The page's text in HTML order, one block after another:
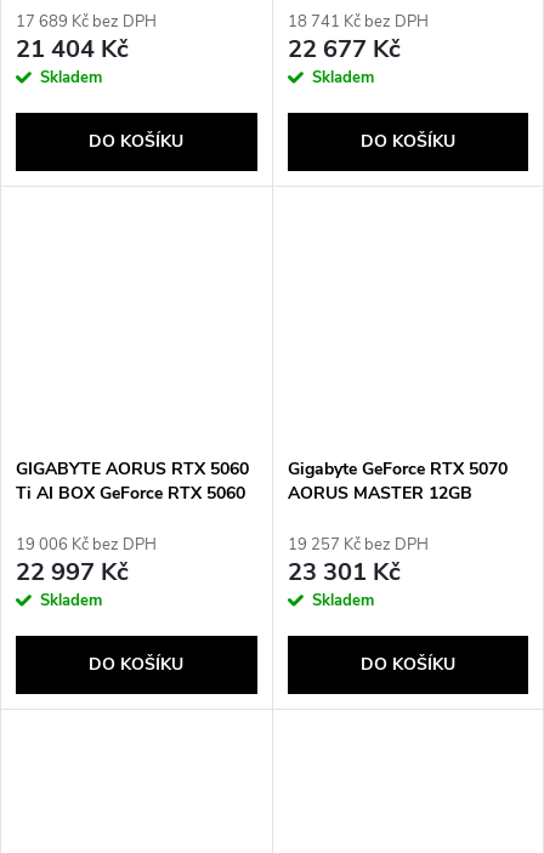
17 689 Kč bez DPH
21 404 Kč
Skladem
DO KOŠÍKU
18 741 Kč bez DPH
22 677 Kč
Skladem
DO KOŠÍKU
GIGABYTE AORUS RTX 5060
Ti AI BOX GeForce RTX 5060
19 006 Kč bez DPH
22 997 Kč
Skladem
DO KOŠÍKU
Gigabyte GeForce RTX 5070
AORUS MASTER 12GB
19 257 Kč bez DPH
23 301 Kč
Skladem
DO KOŠÍKU